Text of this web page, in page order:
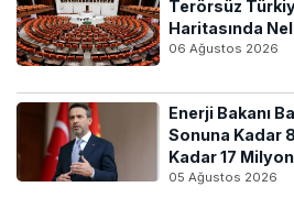
Terörsüz
Haritasında
06 Ağustos 2026
Enerji Bakanı
Sonuna Kadar
Kadar 17
05 Ağustos 2026